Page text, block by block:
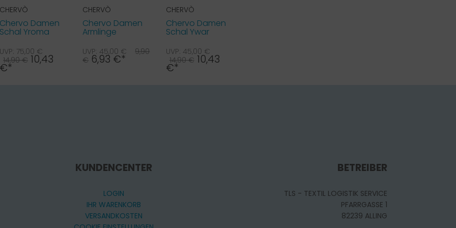
CHERVÒ
Chervo Damen
Schal Yroma
UVP: 75,00 €
14,90 € 10,43
€*
CHERVÒ
Chervo Damen
Armlinge
Yudespois SUN
BLOCK nav...
UVP: 45,00 €
9,90
€ 6,93 €*
CHERVÒ
Chervo Damen
Schal Ywar
85G
UVP: 45,00 €
14,90 € 10,43
€*
KUNDENCENTER
LOGIN
IHR WARENKORB
VERSANDKOSTEN
BETREIBER
TLS - TEXTIL LOGISTIK SERVICE
PFARRGASSE 1
82239 ALLING